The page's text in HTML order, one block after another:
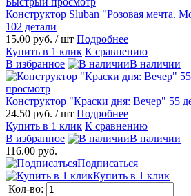
Конструктор Sluban "Розовая мечта.
102 детали
15.00 руб. / шт Подробнее
Купить в 1 клик К сравнению
В избранное
В наличии
просмотр
Конструктор "Краски дня: Вечер" 55
24.50 руб. / шт Подробнее
Купить в 1 клик К сравнению
В избранное
В наличии
116.00 руб.
Подписаться
Купить в 1 клик
Кол-во: